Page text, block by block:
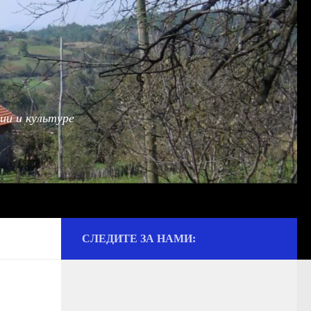
и культуре
СЛЕДИТЕ ЗА НАМИ: